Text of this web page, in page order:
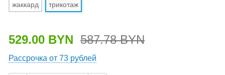
жаккард
трикотаж
529.00 BYN 587.78 BYN
Рассрочка от 73 рублей